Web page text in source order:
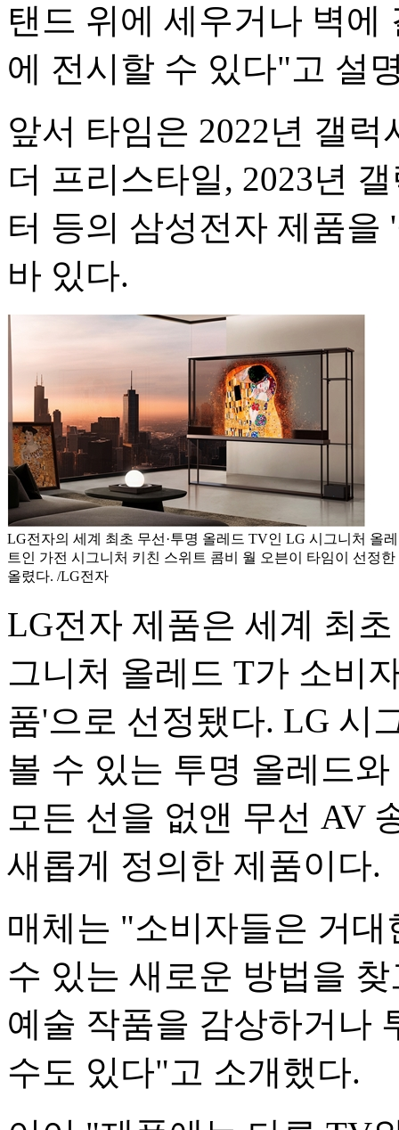
탠드 위에 세우거나 벽
에 전시할 수 있다"고 설
앞서 타임은 2022년 갤
더 프리스타일, 2023년
터 등의 삼성전자 제품을
바 있다.
LG전자의 세계 최초 무선·투명 올레드 TV인 LG 시그니처 올
트인 가전 시그니처 키친 스위트 콤비 월 오븐이 타임이 선정
올렸다. /LG전자
LG전자 제품은 세계 최
그니처 올레드 T가 소비
품'으로 선정됐다. LG 시
볼 수 있는 투명 올레드
모든 선을 없앤 무선 AV
새롭게 정의한 제품이다.
매체는 "소비자들은 거
수 있는 새로운 방법을
예술 작품을 감상하거나
수도 있다"고 소개했다.